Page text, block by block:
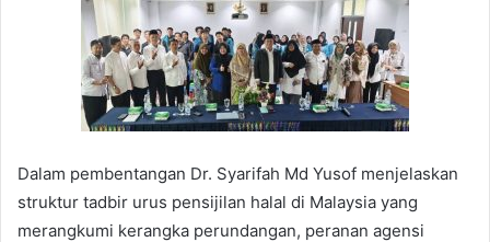
Dalam pembentangan Dr. Syarifah Md Yusof menjelaskan
struktur tadbir urus pensijilan halal di Malaysia yang
merangkumi kerangka perundangan, peranan agensi